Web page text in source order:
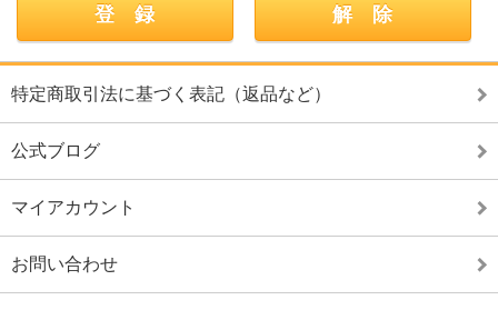
特定商取引法に基づく表記（返品など）
公式ブログ
マイアカウント
お問い合わせ